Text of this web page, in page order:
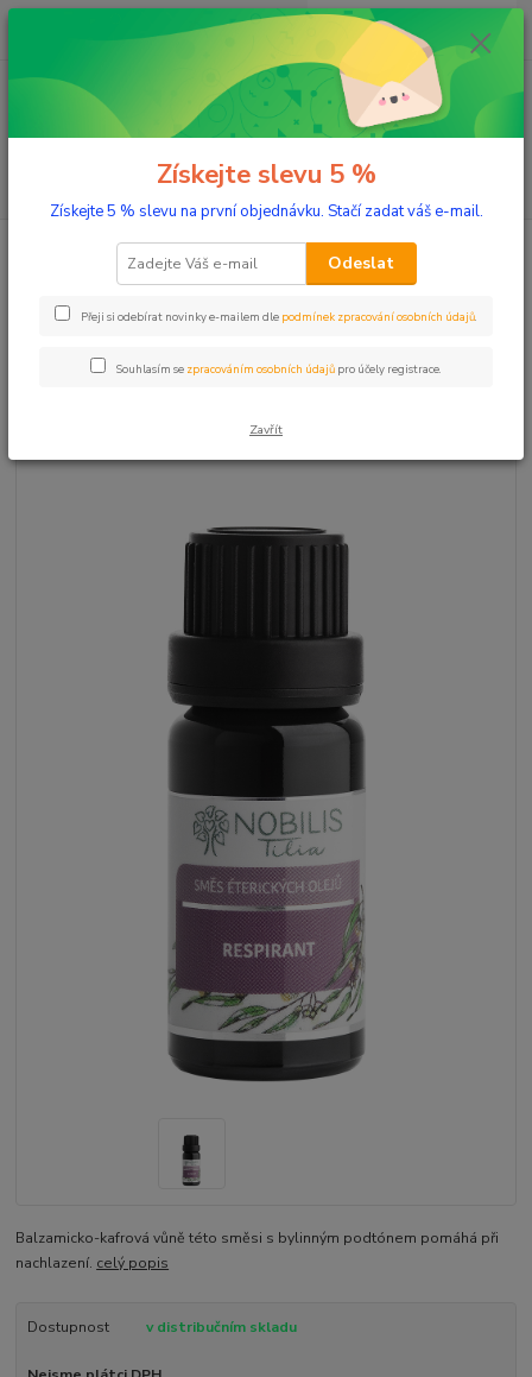
Menu
(Po-Pá, 10-17 hod.)
ks
0 Kč
Aromaterapie Směsi éterických olejů Respirant 10 ml
Respirant 10 ml
Balzamicko-kafrová vůně této směsi s bylinným podtónem pomáhá při
nachlazení. celý popis
Dostupnost v distribučním skladu
Získejte slevu 5 %
Získejte 5 % slevu na první objednávku. Stačí zadat váš e-mail.
Odeslat
Přeji si odebírat novinky e-mailem dle podmínek zpracování osobních údajů.
Souhlasím se zpracováním osobních údajů pro účely registrace.
Zavřít